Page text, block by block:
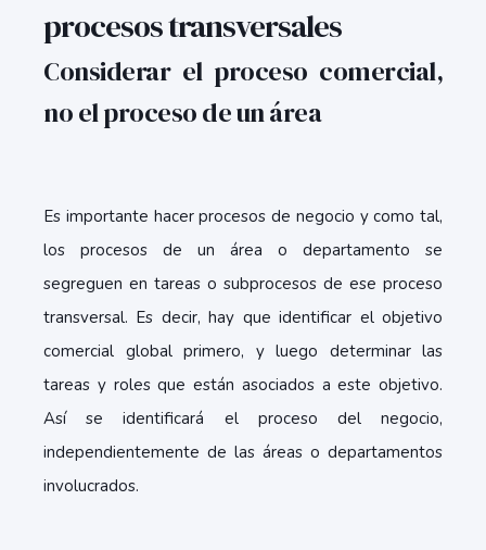
procesos transversales
Considerar el proceso comercial,
no el proceso de un área
Es importante hacer procesos de negocio y como tal,
los procesos de un área o departamento se
segreguen en tareas o subprocesos de ese proceso
transversal. Es decir, hay que identificar el objetivo
comercial global primero, y luego determinar las
tareas y roles que están asociados a este objetivo.
Así se identificará el proceso del negocio,
independientemente de las áreas o departamentos
involucrados.